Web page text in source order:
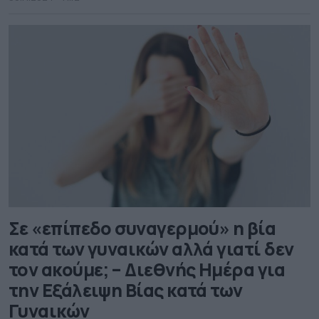
με την ΧΕΝ Πειραιά, πραγματοποίησε εκδηλώσεις που
Σε «επίπεδο συναγερμού» η βία
κατά των γυναικών αλλά γιατί δεν
τον ακούμε; – Διεθνής Ημέρα για
την Εξάλειψη Βίας κατά των
Γυναικών